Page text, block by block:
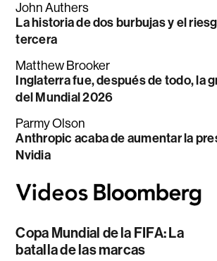
John Authers
La historia de dos burbujas y el
tercera
Matthew Brooker
Inglaterra fue, después de todo, la
del Mundial 2026
Parmy Olson
Anthropic acaba de aumentar la
Nvidia
Copa Mundial de la FIFA: La
batalla de las marcas